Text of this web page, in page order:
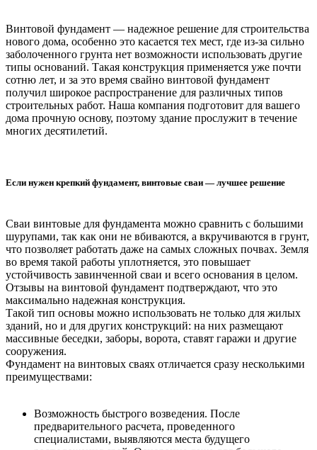
Винтовой фундамент — надежное решение для строительства
нового дома, особенно это касается тех мест, где из-за сильно
заболоченного грунта нет возможности использовать другие
типы оснований. Такая конструкция применяется уже почти
сотню лет, и за это время свайно винтовой фундамент
получил широкое распространение для различных типов
строительных работ. Наша компания подготовит для вашего
дома прочную основу, поэтому здание прослужит в течение
многих десятилетий.
Если нужен крепкий фундамент, винтовые сваи — лучшее решение
Сваи винтовые для фундамента можно сравнить с большими
шурупами, так как они не вбиваются, а вкручиваются в грунт,
что позволяет работать даже на самых сложных почвах. Земля
во время такой работы уплотняется, это повышает
устойчивость завинченной сваи и всего основания в целом.
Отзывы на винтовой фундамент подтверждают, что это
максимально надежная конструкция.
Такой тип основы можно использовать не только для жилых
зданий, но и для других конструкций: на них размещают
массивные беседки, заборы, ворота, ставят гаражи и другие
сооружения.
Фундамент на винтовых сваях отличается сразу несколькими
преимуществами:
Возможность быстрого возведения. После
предварительного расчета, проведенного
специалистами, выявляются места будущего